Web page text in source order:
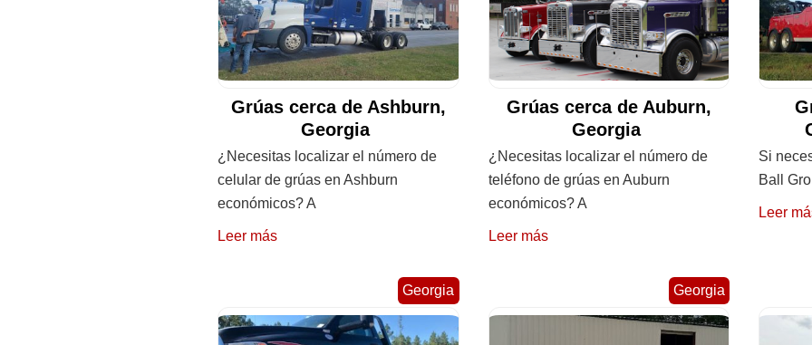
Grúas cerca de Ashburn,
Georgia
¿Necesitas localizar el número de
celular de grúas en Ashburn
económicos? A
Leer más
Grúas cerca de Auburn,
Georgia
¿Necesitas localizar el número de
teléfono de grúas en Auburn
económicos? A
Leer más
Si
Ball
Leer
Georgia Georgia